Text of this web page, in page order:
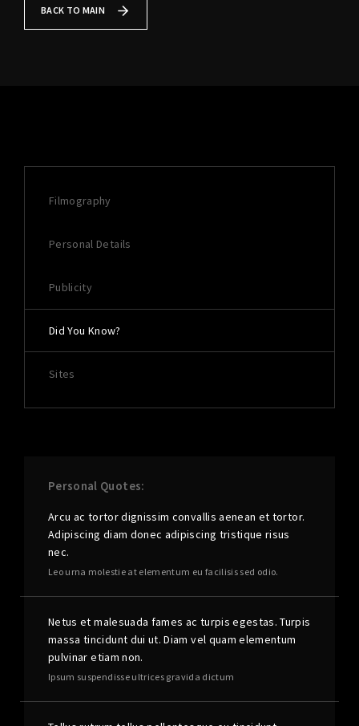
BACK TO MAIN
Filmography
Personal Details
Publicity
Did You Know?
Sites
Personal Quotes
Arcu ac tortor dignissim convallis aenean et tortor.
Adipiscing diam donec adipiscing tristique risus
nec.
Leo urna molestie at elementum eu facilisis sed odio.
Netus et malesuada fames ac turpis egestas. Turpis
massa tincidunt dui ut. Diam vel quam elementum
pulvinar etiam non.
Ipsum suspendisse ultrices gravida dictum